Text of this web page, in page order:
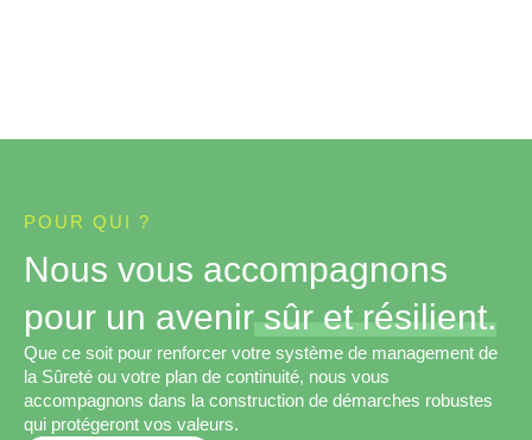
POUR QUI ?
Nous vous accompagnons
pour un avenir sûr et résilient.
Que ce soit pour renforcer votre système de management de
la Sûreté ou votre plan de continuité, nous vous
accompagnons dans la construction de démarches robustes
qui protégeront vos valeurs.